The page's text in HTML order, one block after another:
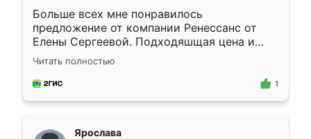
Больше всех мне понравилось
предложение от компании Ренессанс от
Елены Сергеевой. Подходяшщая цена и
короткие сроки изготовления. Приехавший
для замера сотрудник Владислав
предложил по моему эскизу самый
Читать полностью
1
Ярослава